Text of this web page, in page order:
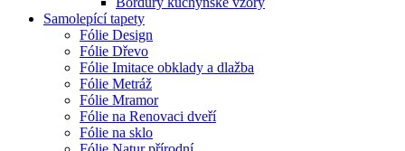
Samolepící tapety
Fólie Design
Fólie Dřevo
Fólie Imitace obklady a dlažba
Fólie Metráž
Fólie Mramor
Fólie na Renovaci dveří
Fólie na sklo